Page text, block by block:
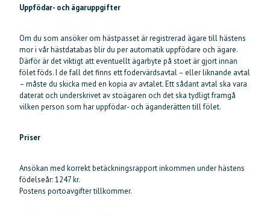
Uppfödar- och ägaruppgifter
Om du som ansöker om hästpasset är registrerad ägare till hästens
mor i vår hästdatabas blir du per automatik uppfödare och ägare.
Därför är det viktigt att eventuellt ägarbyte på stoet är gjort innan
fölet föds. I de fall det finns ett fodervärdsavtal – eller liknande avtal
– måste du skicka med en kopia av avtalet. Ett sådant avtal ska vara
daterat och underskrivet av stoägaren och det ska tydligt framgå
vilken person som har uppfödar- och äganderätten till fölet.
Priser
Ansökan med korrekt betäckningsrapport inkommen under hästens
födelseår: 1247 kr.
Postens portoavgifter tillkommer.